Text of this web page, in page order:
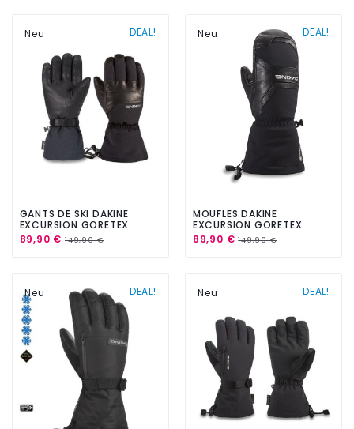
DEAL!
Neu
GANTS DE SKI DAKINE
EXCURSION GORETEX
BLACK
89,90 € 149,90 €
DEAL!
Neu
MOUFLES DAKINE
EXCURSION GORETEX
BLACK
89,90 €149,90 €
DEAL!
Neu DEAL!
Neu